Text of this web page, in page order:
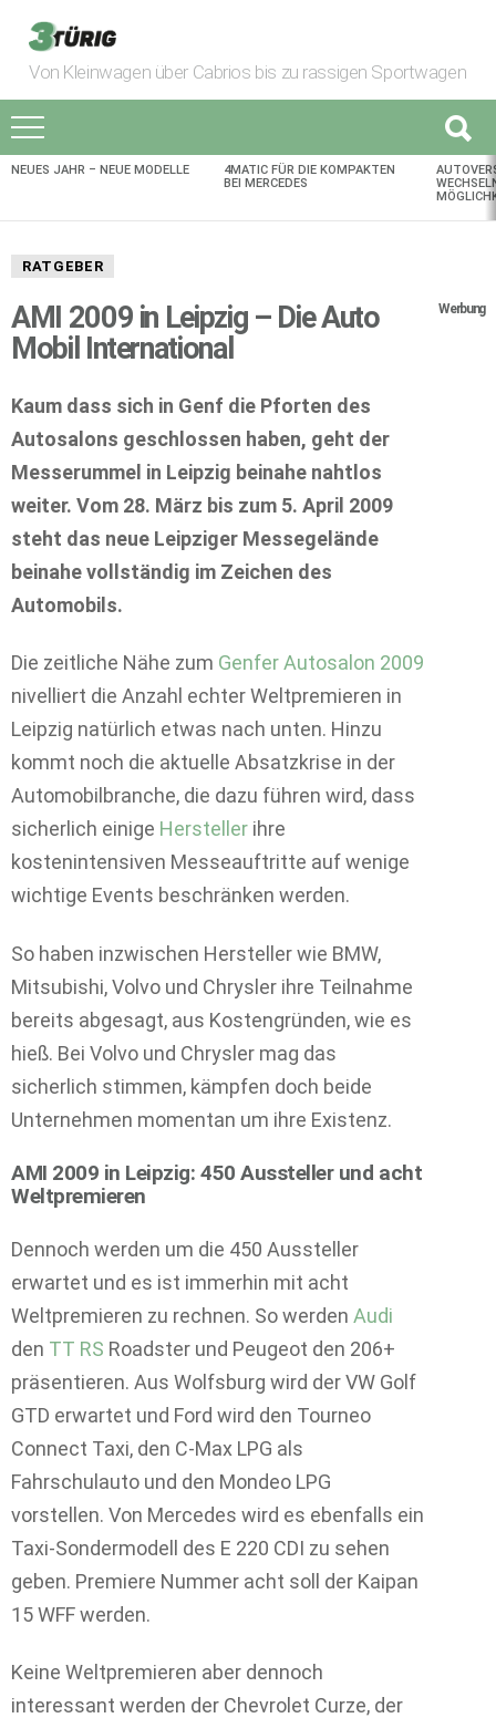
Von Kleinwagen über Cabrios bis zu rassigen Sportwagen
AKTUELLES
NEUES JAHR – NEUE MODELLE
4MATIC FÜR DIE KOMPAKTEN
BEI MERCEDES
RATGEBER
AMI 2009 in Leipzig – Die Auto
Mobil International
Werbung
Kaum dass sich in Genf die Pforten des
Autosalons geschlossen haben, geht der
Messerummel in Leipzig beinahe nahtlos
weiter. Vom 28. März bis zum 5. April 2009
steht das neue Leipziger Messegelände
beinahe vollständig im Zeichen des
Automobils.
Die zeitliche Nähe zum Genfer Autosalon 2009
nivelliert die Anzahl echter Weltpremieren in
Leipzig natürlich etwas nach unten. Hinzu
kommt noch die aktuelle Absatzkrise in der
Automobilbranche, die dazu führen wird, dass
sicherlich einige Hersteller ihre
kostenintensiven Messeauftritte auf wenige
wichtige Events beschränken werden.
So haben inzwischen Hersteller wie BMW,
Mitsubishi, Volvo und Chrysler ihre Teilnahme
bereits abgesagt, aus Kostengründen, wie es
hieß. Bei Volvo und Chrysler mag das
sicherlich stimmen, kämpfen doch beide
Unternehmen momentan um ihre Existenz.
AMI 2009 in Leipzig: 450 Aussteller und acht
Weltpremieren
Dennoch werden um die 450 Aussteller
erwartet und es ist immerhin mit acht
Weltpremieren zu rechnen. So werden Audi
den TT RS Roadster und Peugeot den 206+
präsentieren. Aus Wolfsburg wird der VW Golf
GTD erwartet und Ford wird den Tourneo
Connect Taxi, den C-Max LPG als
Fahrschulauto und den Mondeo LPG
vorstellen. Von Mercedes wird es ebenfalls ein
Taxi-Sondermodell des E 220 CDI zu sehen
geben. Premiere Nummer acht soll der Kaipan
15 WFF werden.
Keine Weltpremieren aber dennoch
interessant werden der Chevrolet Curze, der